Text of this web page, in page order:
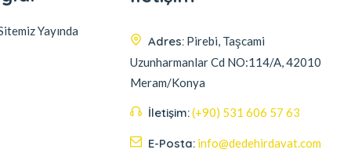
Yayında
Adres: Pirebi, Taşcami
Uzunharmanlar Cd NO:114/A, 42010
Meram/Konya
İletişim:(+90) 531 606 57 63
E-Posta: info@dedehirdavat.com